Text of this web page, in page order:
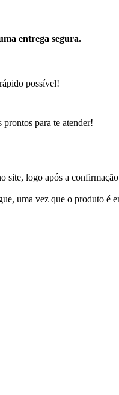
entrega segura.
possível!
prontos para te atender!
site, logo após a
uma vez que o produto é